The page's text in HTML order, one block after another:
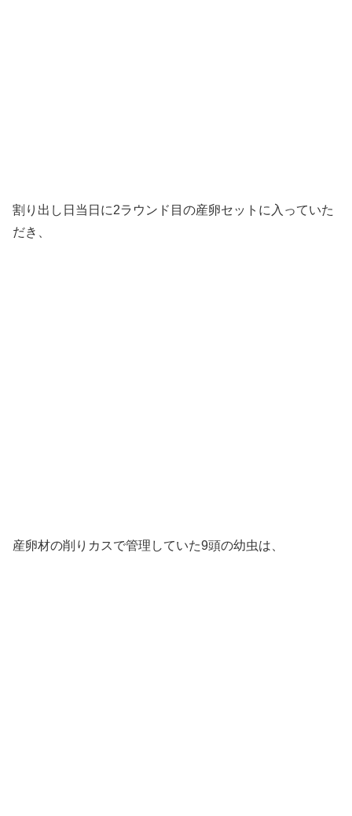
割り出し日当日に2ラウンド目の産卵セットに入っていた
だき、
産卵材の削りカスで管理していた9頭の幼虫は、